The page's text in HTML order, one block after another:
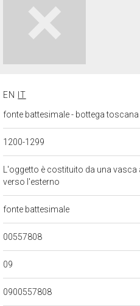
EN
IT
fonte battesimale - bottega toscana
1200-1299
L'oggetto è costituito da una
verso l'esterno
fonte battesimale
00557808
09
0900557808